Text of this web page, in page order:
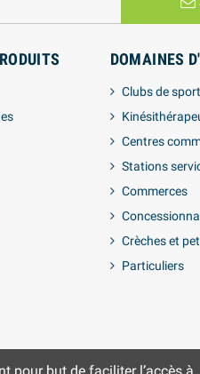
DOMAINES
Clubs de sport
Centres
Stations
Commerces
Crèches et
Particuliers